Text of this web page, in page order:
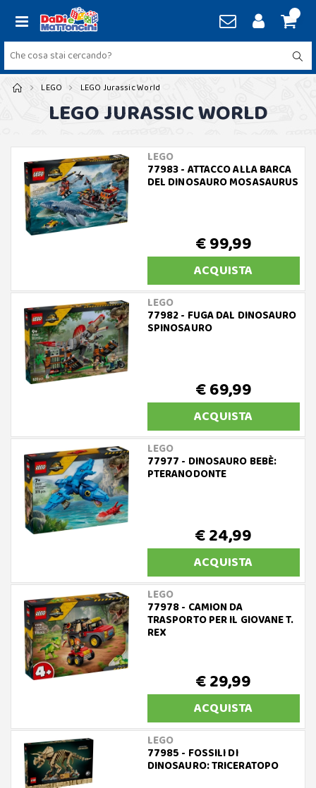
LEGO LEGO Jurassic World
LEGO JURASSIC WORLD
LEGO
77983 - ATTACCO ALLA BARCA
DEL DINOSAURO MOSASAURUS
€ 99,99
ACQUISTA
LEGO
77982 - FUGA DAL DINOSAURO
SPINOSAURO
€ 69,99
ACQUISTA
LEGO
77977 - DINOSAURO BEBÈ:
PTERANODONTE
€ 24,99
ACQUISTA
LEGO
77978 - CAMION DA
TRASPORTO PER IL GIOVANE T.
REX
€ 29,99
ACQUISTA
LEGO
77985 - FOSSILI DI
DINOSAURO: TRICERATOPO